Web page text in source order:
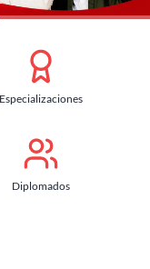
Especializaciones
Diplomados